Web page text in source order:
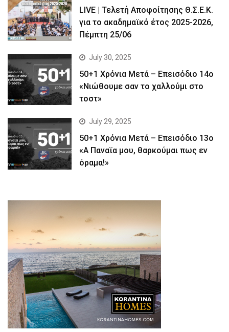
LIVE | Τελετή Αποφοίτησης Θ.Σ.Ε.Κ.
για το ακαδημαϊκό έτος 2025-2026,
Πέμπτη 25/06
July 30, 2025
50+1 Χρόνια Μετά – Επεισόδιο 14ο
«Νιώθουμε σαν το χαλλούμι στο
τοστ»
July 29, 2025
50+1 Χρόνια Μετά – Επεισόδιο 13ο
«Α Παναϊα μου, θαρκούμαι πως εν
όραμα!»